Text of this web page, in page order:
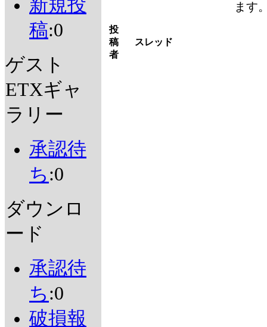
新規投
稿:0
ゲスト
ETXギャ
ラリー
承認待
ち :0
ダウンロ
ード
承認待
ち :0
破損報
ます
投
稿
者
スレッド